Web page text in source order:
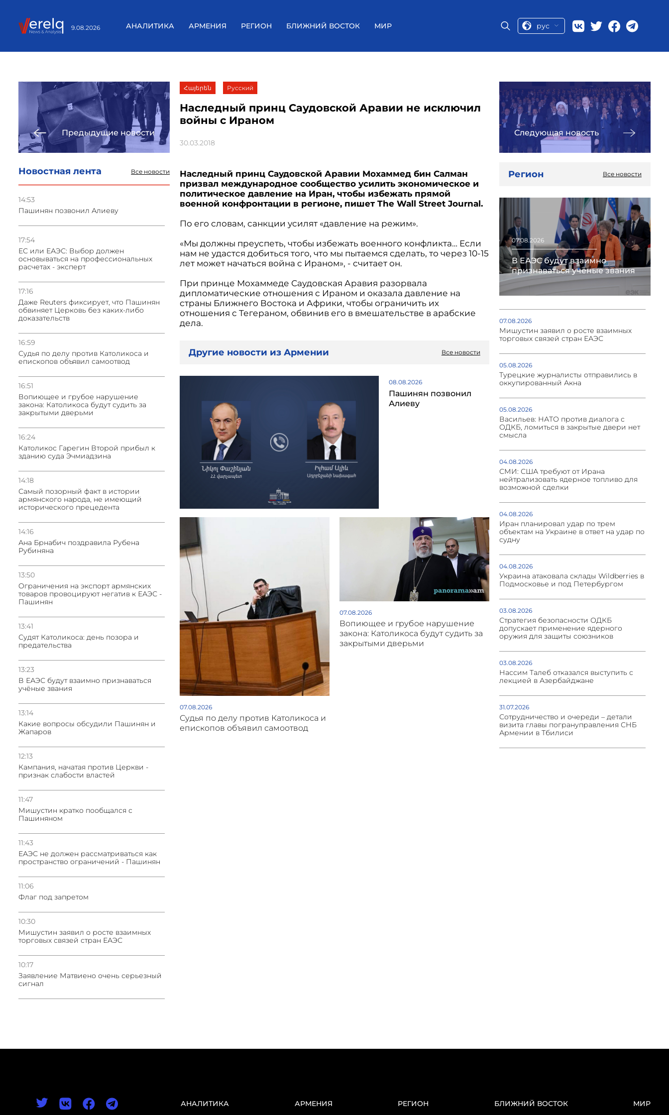
9.08.2026 АНАЛИТИКА АРМЕНИЯ РЕГИОН БЛИЖНИЙ ВОСТОК МИР рус
Предыдущие новости
Новостная лента Все новости
14:53
Пашинян позвонил Алиеву
17:54
ЕС или ЕАЭС: Выбор должен
основываться на профессиональных
расчетах - эксперт
17:16
Даже Reuters фиксирует, что Пашинян
обвиняет Церковь без каких-либо
доказательств
16:59
Судья по делу против Католикоса и
епископов объявил самоотвод
16:51
Вопиющее и грубое нарушение
закона: Католикоса будут судить за
закрытыми дверьми
16:24
Католикос Гарегин Второй прибыл к
зданию суда Эчмиадзина
14:18
Самый позорный факт в истории
армянского народа, не имеющий
исторического прецедента
14:16
Ана Брнабич поздравила Рубена
Рубиняна
13:50
Oграничения на экспорт армянских
товаров провоцируют негатив к ЕАЭС -
Пашинян
13:41
Судят Католикоса: день позора и
предательства
13:23
В ЕАЭС будут взаимно признаваться
учёные звания
13:14
Какие вопросы обсудили Пашинян и
Жапаров
12:13
Кампания, начатая против Церкви -
признак слабости властей
11:47
Мишустин кратко пообщался с
Пашиняном
11:43
ЕАЭС не должен рассматриваться как
пространство ограничений - Пашинян
11:06
Флаг под запретом
10:30
Мишустин заявил о росте взаимных
торговых связей стран ЕАЭС
10:17
Заявление Матвиено очень серьезный
сигнал
Հայերեն Русский
Наследный принц Саудовской Аравии не исключил
войны с Ираном
30.03.2018
Наследный принц Саудовской Аравии Мохаммед бин Салман
призвал международное сообщество усилить экономическое и
политическое давление на Иран, чтобы избежать прямой
военной конфронтации в регионе, пишет The Wall Street Journal.
По его словам, санкции усилят «давление на режим».
«Мы должны преуспеть, чтобы избежать военного конфликта… Если
нам не удастся добиться того, что мы пытаемся сделать, то через 10-15
лет может начаться война с Ираном», - считает он.
При принце Мохаммеде Саудовская Аравия разорвала
дипломатические отношения с Ираном и оказала давление на
страны Ближнего Востока и Африки, чтобы ограничить их
отношения с Тегераном, обвинив его в вмешательстве в арабские
дела.
Другие новости из Армении Все новости
08.08.2026
Пашинян позвонил
Алиеву
07.08.2026
Судья по делу против Католикоса и
епископов объявил самоотвод
07.08.2026
Вопиющее и грубое нарушение
закона: Католикоса будут судить за
закрытыми дверьми
Следующая новость
Регион Все новости
07.08.2026
В ЕАЭС будут взаимно
признаваться учёные звания
07.08.2026
Мишустин заявил о росте взаимных
торговых связей стран ЕАЭС
05.08.2026
Турецкие журналисты отправились в
оккупированный Акна
05.08.2026
Васильев: НАТО против диалога с
ОДКБ, ломиться в закрытые двери нет
смысла
04.08.2026
СМИ: США требуют от Ирана
нейтрализовать ядерное топливо для
возможной сделки
04.08.2026
Иран планировал удар по трем
объектам на Украине в ответ на удар по
судну
04.08.2026
Украина атаковала склады Wildberries в
Подмосковье и под Петербургом
03.08.2026
Стратегия безопасности ОДКБ
допускает применение ядерного
оружия для защиты союзников
03.08.2026
Нассим Талеб отказался выступить с
лекцией в Азербайджане
31.07.2026
Сотрудничество и очереди – детали
визита главы погрануправления СНБ
Армении в Тбилиси
АНАЛИТИКА АРМЕНИЯ РЕГИОН БЛИЖНИЙ ВОСТОК МИР